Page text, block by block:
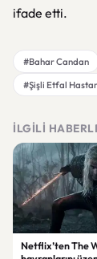
ifade etti.
#Bahar Candan
#Şişli Etfal
İLGILI
Netflix’ten The